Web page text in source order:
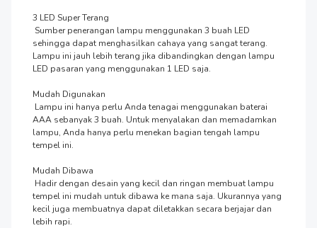
3 LED Super Terang
sehingga dapat menghasilkan cahaya yang sangat terang.
Lampu ini jauh lebih terang jika dibandingkan dengan lampu
LED pasaran yang menggunakan 1 LED saja.
Mudah Digunakan
AAA sebanyak 3 buah. Untuk menyalakan dan memadamkan
lampu, Anda hanya perlu menekan bagian tengah lampu
tempel ini.
Mudah Dibawa
tempel ini mudah untuk dibawa ke mana saja. Ukurannya yang
kecil juga membuatnya dapat diletakkan secara berjajar dan
lebih rapi.